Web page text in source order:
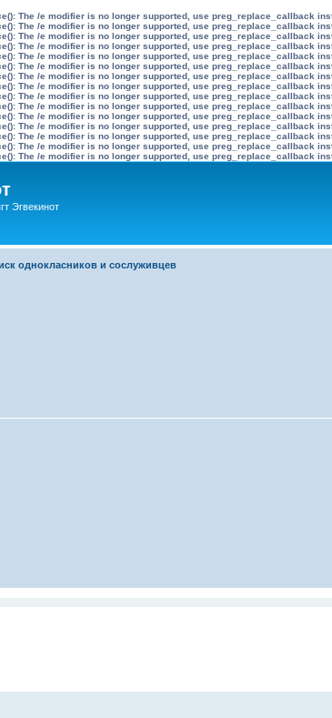
The /e modifier is no longer supported, use preg_replace_callback
The /e modifier is no longer supported, use preg_replace_callback
The /e modifier is no longer supported, use preg_replace_callback
The /e modifier is no longer supported, use preg_replace_callback
The /e modifier is no longer supported, use preg_replace_callback
The /e modifier is no longer supported, use preg_replace_callback
The /e modifier is no longer supported, use preg_replace_callback
The /e modifier is no longer supported, use preg_replace_callback
The /e modifier is no longer supported, use preg_replace_callback
The /e modifier is no longer supported, use preg_replace_callback
The /e modifier is no longer supported, use preg_replace_callback
The /e modifier is no longer supported, use preg_replace_callback
The /e modifier is no longer supported, use preg_replace_callback
The /e modifier is no longer supported, use preg_replace_callback
The /e modifier is no longer supported, use preg_replace_callback
Эгвекинот
однокласников и сослуживцев